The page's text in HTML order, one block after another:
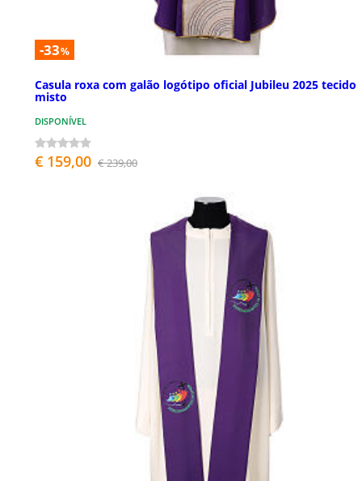
-33%
Casula roxa com galão logótipo oficial Jubileu 2025 tecido
misto
DISPONÍVEL
€ 159,00 € 239,00